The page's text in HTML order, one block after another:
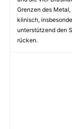
Grenzen des
klinisch,
unterstützend den
rücken.